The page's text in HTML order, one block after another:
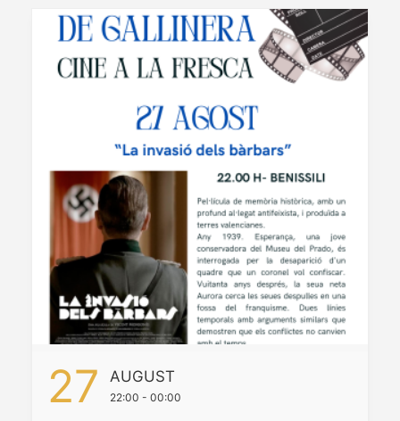
27 AUGUST
22:00 - 00:00